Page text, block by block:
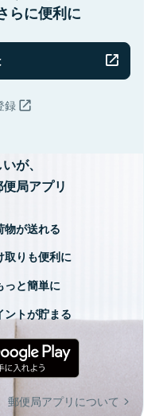
らに便利に
録
が、
局アプリ
物が送れる
取りも便利に
っと簡単に
ントが貯まる
郵便局アプリについて